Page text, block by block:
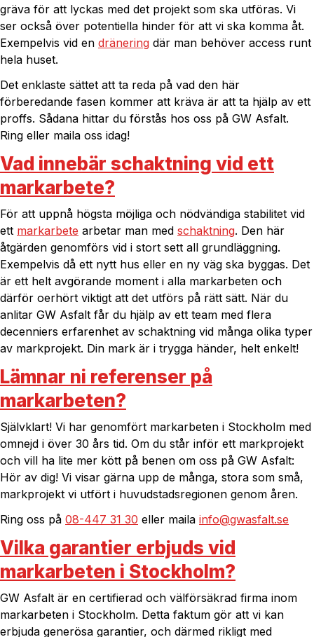
gräva för att lyckas med det projekt som ska utföras. Vi
ser också över potentiella hinder för att vi ska komma åt.
Exempelvis vid en dränering där man behöver access runt
hela huset.
Det enklaste sättet att ta reda på vad den här
förberedande fasen kommer att kräva är att ta hjälp av ett
proffs. Sådana hittar du förstås hos oss på GW Asfalt.
Ring eller maila oss idag!
Vad innebär schaktning vid ett
markarbete?
För att uppnå högsta möjliga och nödvändiga stabilitet vid
ett markarbete arbetar man med schaktning. Den här
åtgärden genomförs vid i stort sett all grundläggning.
Exempelvis då ett nytt hus eller en ny väg ska byggas. Det
är ett helt avgörande moment i alla markarbeten och
därför oerhört viktigt att det utförs på rätt sätt. När du
anlitar GW Asfalt får du hjälp av ett team med flera
decenniers erfarenhet av schaktning vid många olika typer
av markprojekt. Din mark är i trygga händer, helt enkelt!
Lämnar ni referenser på
markarbeten?
Självklart! Vi har genomfört markarbeten i Stockholm med
omnejd i över 30 års tid. Om du står inför ett markprojekt
och vill ha lite mer kött på benen om oss på GW Asfalt:
Hör av dig! Vi visar gärna upp de många, stora som små,
markprojekt vi utfört i huvudstadsregionen genom åren.
Ring oss på 08-447 31 30 eller maila info@gwasfalt.se
Vilka garantier erbjuds vid
markarbeten i Stockholm?
GW Asfalt är en certifierad och välförsäkrad firma inom
markarbeten i Stockholm. Detta faktum gör att vi kan
erbjuda generösa garantier, och därmed rikligt med